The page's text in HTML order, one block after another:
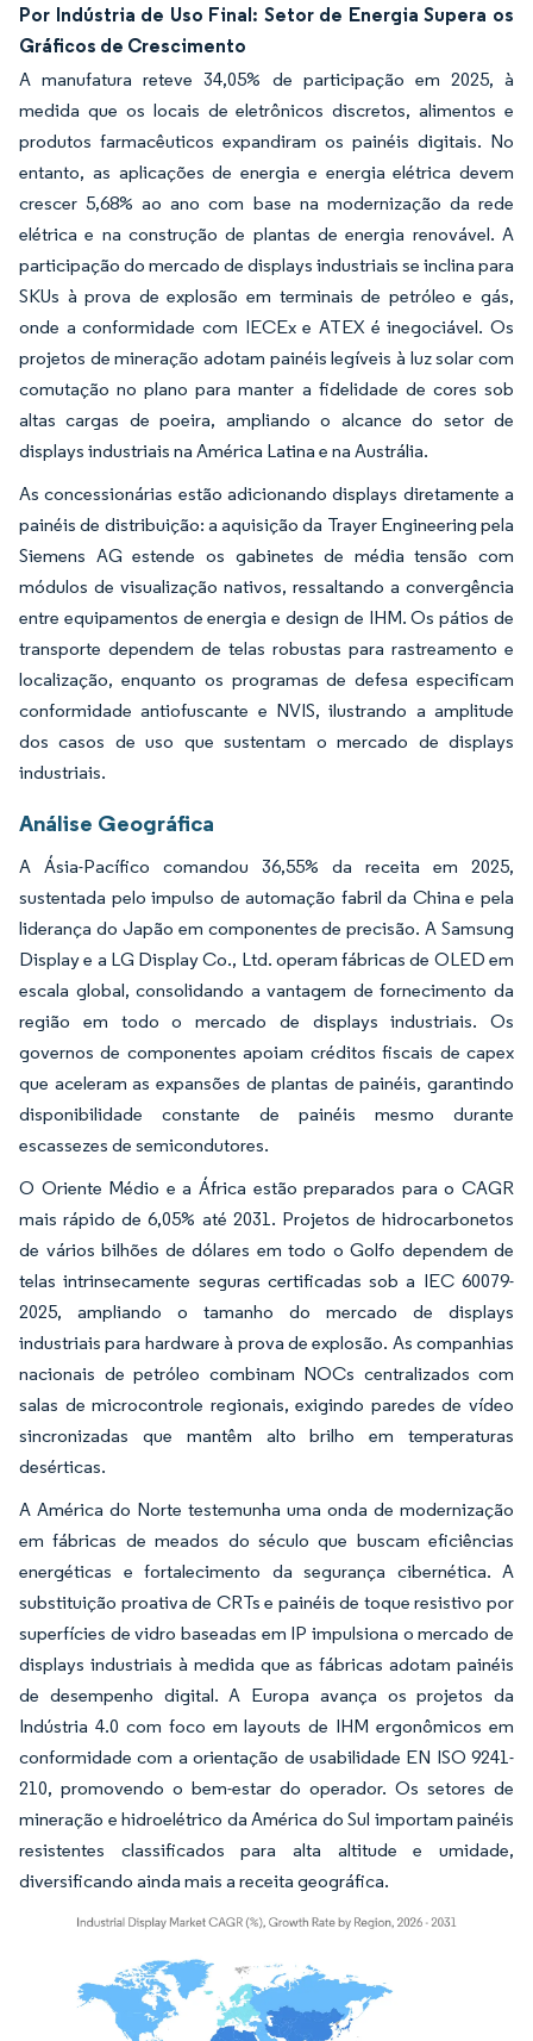
Por Indústria de Uso Final: Setor de Energia Supera os
Gráficos de Crescimento
A manufatura reteve 34,05% de participação em 2025, à
medida que os locais de eletrônicos discretos, alimentos e
produtos farmacêuticos expandiram os painéis digitais. No
entanto, as aplicações de energia e energia elétrica devem
crescer 5,68% ao ano com base na modernização da rede
elétrica e na construção de plantas de energia renovável. A
participação do mercado de displays industriais se inclina para
SKUs à prova de explosão em terminais de petróleo e gás,
onde a conformidade com IECEx e ATEX é inegociável. Os
projetos de mineração adotam painéis legíveis à luz solar com
comutação no plano para manter a fidelidade de cores sob
altas cargas de poeira, ampliando o alcance do setor de
displays industriais na América Latina e na Austrália.
As concessionárias estão adicionando displays diretamente a
painéis de distribuição: a aquisição da Trayer Engineering pela
Siemens AG estende os gabinetes de média tensão com
módulos de visualização nativos, ressaltando a convergência
entre equipamentos de energia e design de IHM. Os pátios de
transporte dependem de telas robustas para rastreamento e
localização, enquanto os programas de defesa especificam
conformidade antiofuscante e NVIS, ilustrando a amplitude
dos casos de uso que sustentam o mercado de displays
industriais.
Análise Geográfica
A Ásia-Pacífico comandou 36,55% da receita em 2025,
sustentada pelo impulso de automação fabril da China e pela
liderança do Japão em componentes de precisão. A Samsung
Display e a LG Display Co., Ltd. operam fábricas de OLED em
escala global, consolidando a vantagem de fornecimento da
região em todo o mercado de displays industriais. Os
governos de componentes apoiam créditos fiscais de capex
que aceleram as expansões de plantas de painéis, garantindo
disponibilidade constante de painéis mesmo durante
escassezes de semicondutores.
O Oriente Médio e a África estão preparados para o CAGR
mais rápido de 6,05% até 2031. Projetos de hidrocarbonetos
de vários bilhões de dólares em todo o Golfo dependem de
telas intrinsecamente seguras certificadas sob a IEC 60079-
2025, ampliando o tamanho do mercado de displays
industriais para hardware à prova de explosão. As companhias
nacionais de petróleo combinam NOCs centralizados com
salas de microcontrole regionais, exigindo paredes de vídeo
sincronizadas que mantêm alto brilho em temperaturas
desérticas.
A América do Norte testemunha uma onda de modernização
em fábricas de meados do século que buscam eficiências
energéticas e fortalecimento da segurança cibernética. A
substituição proativa de CRTs e painéis de toque resistivo por
superfícies de vidro baseadas em IP impulsiona o mercado de
displays industriais à medida que as fábricas adotam painéis
de desempenho digital. A Europa avança os projetos da
Indústria 4.0 com foco em layouts de IHM ergonômicos em
conformidade com a orientação de usabilidade EN ISO 9241-
210, promovendo o bem-estar do operador. Os setores de
mineração e hidroelétrico da América do Sul importam painéis
resistentes classificados para alta altitude e umidade,
diversificando ainda mais a receita geográfica.